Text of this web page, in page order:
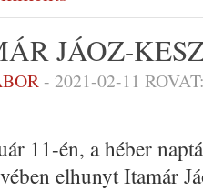
JÁOZ-
- 2021-02-11
11-én, a héber
elhunyt Itamár